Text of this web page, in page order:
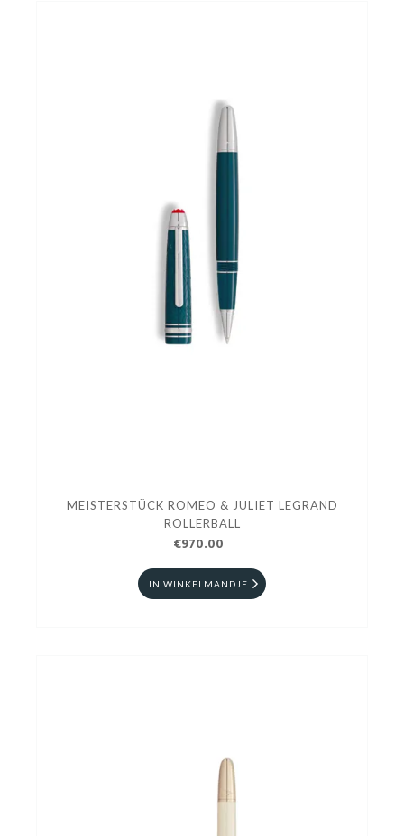
MEISTERSTÜCK ROMEO & JULIET LEGRAND
ROLLERBALL
€970.00
IN WINKELMANDJE